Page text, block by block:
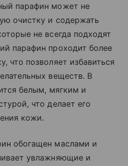
парафин может не
очистку и содержать
не всегда подходят
парафин проходит более
что позволяет избавиться
веществ. В
белым, мягким и
что делает его
кожи.
обогащен маслами и
увлажняющие и